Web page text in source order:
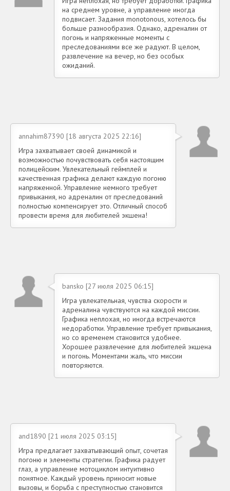
на среднем уровне, а управление иногда
подвисает. Задания monotonous, хотелось бы
больше разнообразия. Однако, адреналин от
погонь и напряженные моменты с
преследованиями все же радуют. В целом,
развлечение на вечер, но без особых
ожиданий.
annahim87390 [18 августа 2025 22:16]
Игра захватывает своей динамикой и
возможностью почувствовать себя настоящим
полицейским. Увлекательный геймплей и
качественная графика делают каждую погоню
напряженной. Управление немного требует
привыкания, но адреналин от преследований
полностью компенсирует это. Отличный способ
провести время для любителей экшена!
bansko [27 июля 2025 06:15]
Игра увлекательная, чувства скорости и
адреналина чувствуются на каждой миссии.
Графика неплохая, но иногда встречаются
недоработки. Управление требует привыкания,
но со временем становится удобнее.
Хорошее развлечение для любителей экшена
и погонь. Моментами жаль, что миссии
повторяются.
and1890 [21 июля 2025 03:15]
Игра предлагает захватывающий опыт, сочетая
погоню и элементы стратегии. Графика радует
глаз, а управление мотоциклом интуитивно
понятное. Каждый уровень приносит новые
вызовы, и борьба с преступностью становится